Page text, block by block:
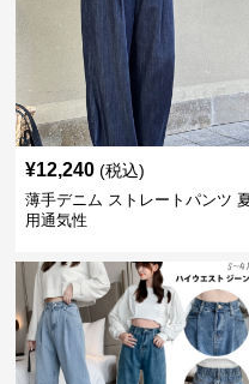
¥12,240 (税込)
薄手デニム ストレートパンツ
用通気性